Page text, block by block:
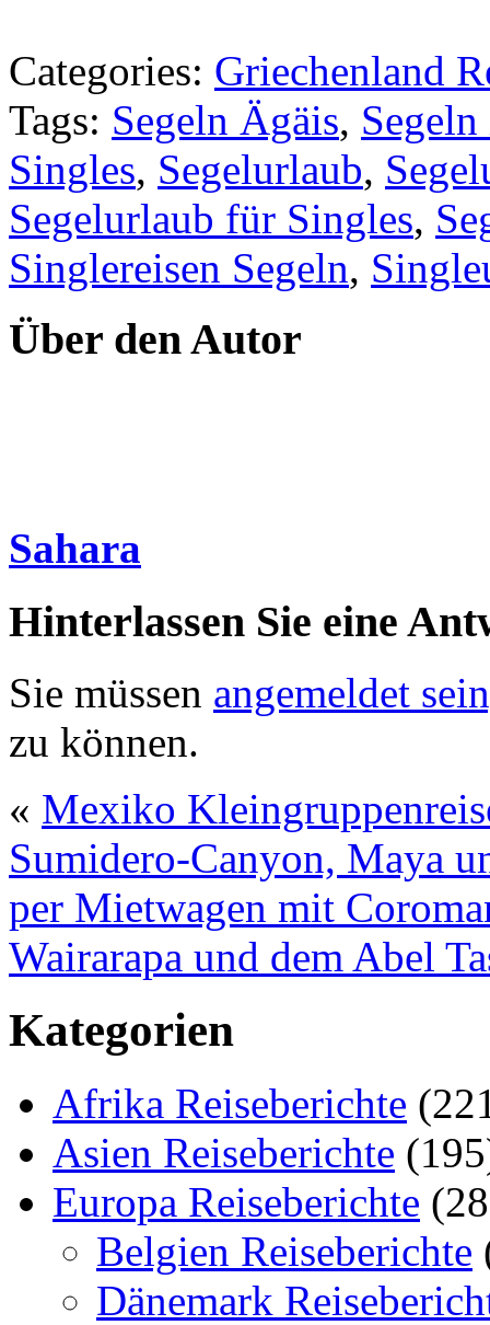
Categories: Griechenland
Tags: Segeln Ägäis,
Singles, Segelurlaub,
Segelurlaub für Singles,
Singlereisen Segeln,
Über den Autor
Sahara
Hinterlassen Sie eine
Sie müssen angemeldet
zu können.
« Mexiko
Sumidero-Canyon, Maya
per Mietwagen mit
Wairarapa und dem Abel
Kategorien
Afrika Reiseberichte
Asien Reiseberichte
Europa Reiseberichte
Belgien Reiseberichte
Dänemark